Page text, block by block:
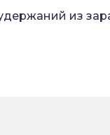
из